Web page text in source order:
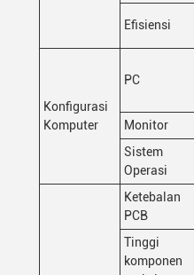
Efisiensi
Konfigurasi
Komputer
PC
Monitor
Sistem
Operasi
Ketebalan
PCB
Tinggi
komponen